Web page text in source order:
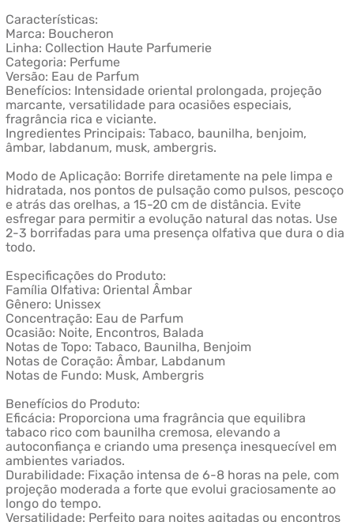
Características:
Marca: Boucheron
Linha: Collection Haute Parfumerie
Categoria: Perfume
Versão: Eau de Parfum
Benefícios: Intensidade oriental prolongada, projeção
marcante, versatilidade para ocasiões especiais,
fragrância rica e viciante.
Ingredientes Principais: Tabaco, baunilha, benjoim,
âmbar, labdanum, musk, ambergris.
Modo de Aplicação: Borrife diretamente na pele limpa e
hidratada, nos pontos de pulsação como pulsos, pescoço
e atrás das orelhas, a 15-20 cm de distância. Evite
esfregar para permitir a evolução natural das notas. Use
2-3 borrifadas para uma presença olfativa que dura o dia
todo.
Especificações do Produto:
Família Olfativa: Oriental Âmbar
Gênero: Unissex
Concentração: Eau de Parfum
Ocasião: Noite, Encontros, Balada
Notas de Topo: Tabaco, Baunilha, Benjoim
Notas de Coração: Âmbar, Labdanum
Notas de Fundo: Musk, Ambergris
Benefícios do Produto:
Eficácia: Proporciona uma fragrância que equilibra
tabaco rico com baunilha cremosa, elevando a
autoconfiança e criando uma presença inesquecível em
ambientes variados.
Durabilidade: Fixação intensa de 6-8 horas na pele, com
projeção moderada a forte que evolui graciosamente ao
longo do tempo.
Versatilidade: Perfeito para noites agitadas ou encontros